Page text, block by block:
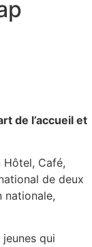
de l’accueil et
Hôtel, Café,
de deux
nationale,
qui